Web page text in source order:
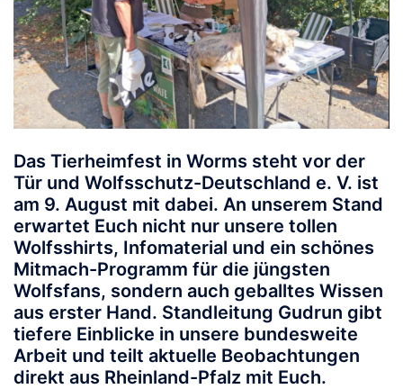
Das Tierheimfest in Worms steht vor der
Tür und Wolfsschutz-Deutschland e. V. ist
am 9. August mit dabei. An unserem Stand
erwartet Euch nicht nur unsere tollen
Wolfsshirts, Infomaterial und ein schönes
Mitmach-Programm für die jüngsten
Wolfsfans, sondern auch geballtes Wissen
aus erster Hand. Standleitung Gudrun gibt
tiefere Einblicke in unsere bundesweite
Arbeit und teilt aktuelle Beobachtungen
direkt aus Rheinland-Pfalz mit Euch.